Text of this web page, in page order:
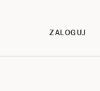
ZALOGUJ